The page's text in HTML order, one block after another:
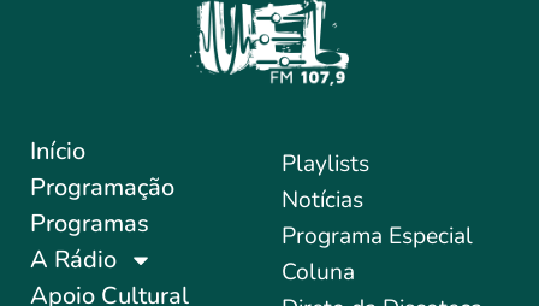
Início
Programação
Programas
A Rádio
Apoio Cultural
Playlists
Notícias
Programa Especial
Coluna